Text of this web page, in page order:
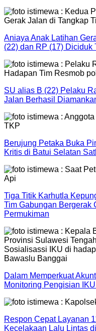
Aniaya Anak Latihan
(22) dan RP (17)
SU alias B (22) Pelaku
Jalan Berhasil
Berujung Petaka Buka
Kritis di Batui Selatan
Tiga Titik Karhutla
Tim Gabungan Bergerak
Permukiman
Dalam Memperkuat
Monitoring Pengisian
Respon Cepat Layanan
Kecelakaan Lalu Lintas